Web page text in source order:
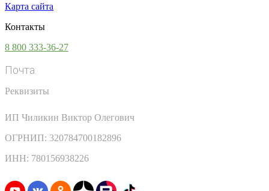
Карта сайта
Контакты
8 800 333-36-27
Почта:
Реквизиты
ИП Чиликин Виктор Олегович
ОГРНИП: 320784700182896
ИНН: 780156938226